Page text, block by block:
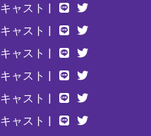
キャスト |
キャスト |
キャスト |
キャスト |
キャスト |
キャスト |